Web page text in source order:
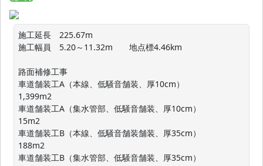
施工延長　225.67m
施工幅員　5.20～11.32m　　地点標4.46km
路面補修工事
車道舗装工A（本線、低騒音舗装、厚10cm）
1,399m2
車道舗装工A（集水管部、低騒音舗装、厚10cm）
15m2
車道舗装工B（本線、低騒音舗装舗装、厚35cm）
188m2
車道舗装工B（集水管部、低騒音舗装、厚35cm）